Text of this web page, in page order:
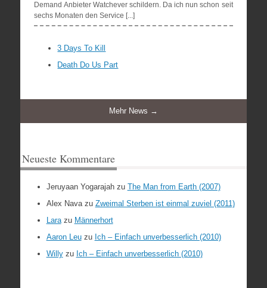
Demand Anbieter Watchever schildern. Da ich nun schon seit
sechs Monaten den Service [...]
3 Days To Kill
Death Do Us Part
Mehr News →
Neueste Kommentare
Jeruyaan Yogarajahzu The Man from Earth (2007)
Alex Navazu Zweimal Sterben ist einmal zuviel (2011)
Larazu Männerhort
Aaron Leuzu Ich – Einfach unverbesserlich (2010)
Willyzu Ich – Einfach unverbesserlich (2010)